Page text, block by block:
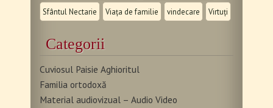
Sfântul Nectarie Viața de familie vindecare Virtuți
Categorii
Cuviosul Paisie Aghioritul
Familia ortodoxă
Material audiovizual – Audio Video